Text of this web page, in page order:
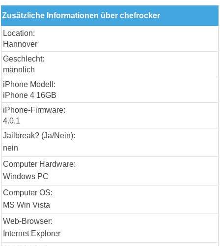
Zusätzliche Informationen über chefrocker
Location:
Hannover
Geschlecht:
männlich
iPhone Modell:
iPhone 4 16GB
iPhone-Firmware:
4.0.1
Jailbreak? (Ja/Nein):
nein
Computer Hardware:
Windows PC
Computer OS:
MS Win Vista
Web-Browser:
Internet Explorer